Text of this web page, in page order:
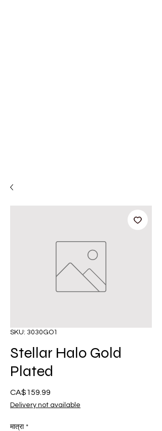
SKU: 3030GO1
Stellar Halo Gold
Plated
CA$159.99
Delivery not available
मात्रा *